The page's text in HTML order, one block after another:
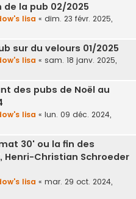
de la pub 02/2025
lisa « dim. 23 févr. 2025,
sur du velours 01/2025
lisa « sam. 18 janv. 2025,
des pubs de Noël au
lisa « lun. 09 déc. 2024,
30' ou la fin des
Henri-Christian Schroeder
lisa « mar. 29 oct. 2024,